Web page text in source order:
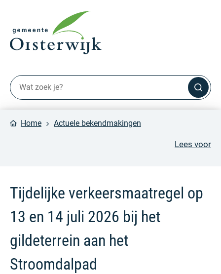
Home Actuele bekendmakingen
Lees voor
Tijdelijke verkeersmaatregel op
13 en 14 juli 2026 bij het
gildeterrein aan het
Stroomdalpad